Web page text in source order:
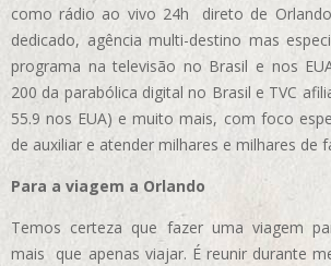
como rádio ao vivo 24h direto de
dedicado, agência multi-destino mas
programa na televisão no Brasil e nos
200 da parabólica digital no Brasil e TVC
55.9 nos EUA) e muito mais, com foco
de auxiliar e atender milhares e milhares de
Para a viagem a Orlando
Temos certeza que fazer uma viagem
mais que apenas viajar. É reunir durante